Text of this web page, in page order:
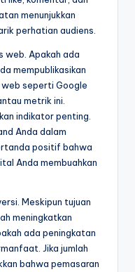
menunjukkan
perhatian audiens.
web. Apakah ada
mempublikasikan
seperti Google
metrik ini.
indikator penting.
Anda dalam
positif bahwa
Anda membuahkan
Meskipun tujuan
meningkatkan
ada peningkatan
Jika jumlah
bahwa pemasaran